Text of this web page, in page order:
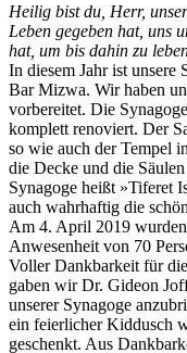
Heilig bist du, Herr,
Leben gegeben hat, uns
hat, um bis dahin zu
In diesem Jahr ist unsere
Bar Mizwa. Wir haben
vorbereitet. Die
komplett renoviert. Der
so wie auch der Tempel
die Decke und die
Synagoge heißt »Tiferet
auch wahrhaftig die
Am 4. April 2019
Anwesenheit von 70
Voller Dankbarkeit für
gaben wir Dr. Gideon
unserer Synagoge
ein feierlicher Kiddusch
geschenkt. Aus